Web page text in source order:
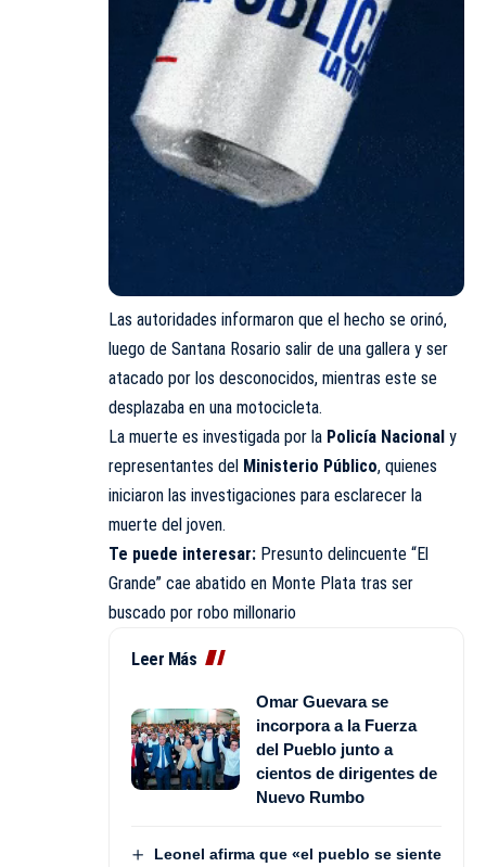
Las autoridades informaron que el hecho se orinó,
luego de Santana Rosario salir de una gallera y ser
atacado por los desconocidos, mientras este se
desplazaba en una motocicleta.
La muerte es investigada por la Policía Nacional y
representantes del Ministerio Público, quienes
iniciaron las investigaciones para esclarecer la
muerte del joven.
Te puede interesar: Presunto delincuente “El
Grande” cae abatido en Monte Plata tras ser
buscado por robo millonario
Leer Más
Omar Guevara se
incorpora a la Fuerza
del Pueblo junto a
cientos de dirigentes de
Nuevo Rumbo
Leonel afirma que «el pueblo se siente